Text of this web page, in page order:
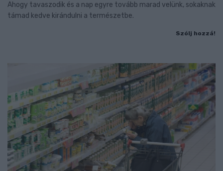
Ahogy tavaszodik és a nap egyre tovább marad velünk, sokaknak
támad kedve kirándulni a természetbe.
Szólj hozzá!